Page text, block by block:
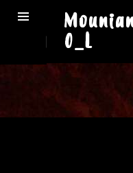
0_L